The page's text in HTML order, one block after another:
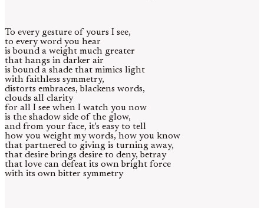
To every gesture of yours I see,
to every word you hear
is bound a weight much greater
that hangs in darker air
is bound a shade that mimics light
with faithless symmetry,
distorts embraces, blackens words,
clouds all clarity
for all I see when I watch you now
is the shadow side of the glow,
and from your face, it's easy to tell
how you weight my words, how you know
that partnered to giving is turning away,
that desire brings desire to deny, betray
that love can defeat its own bright force
with its own bitter symmetry